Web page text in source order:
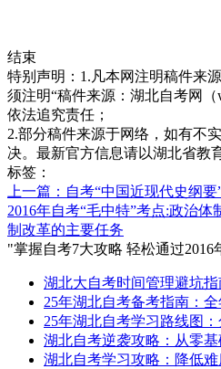
结束
特别声明：1.凡本网注明稿件来
须注明“稿件来源：湖北自考网（
依法追究责任；
2.部分稿件来源于网络，如有不
决。最新官方信息请以湖北省教
标签：
上一篇：自考“中国近现代史纲
2016年自考“毛中特”考点:政治
制改革的主要任务
"掌握自考7大攻略 轻松通过
湖北大自考时间管理避坑指
25年湖北自考备考指南：
25年湖北自考学习路线图
湖北自考逆袭攻略：从零
湖北自考学习攻略：降低